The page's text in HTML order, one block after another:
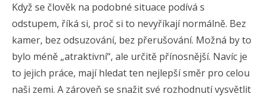
Když se člověk na podobné situace podívá s
odstupem, říká si, proč si to nevyříkají normálně. Bez
kamer, bez odsuzování, bez přerušování. Možná by to
bylo méně „atraktivní“, ale určitě přínosnější. Navíc je
to jejich práce, mají hledat ten nejlepší směr pro celou
naši zemi. A zároveň se snažit své rozhodnutí vysvětlit